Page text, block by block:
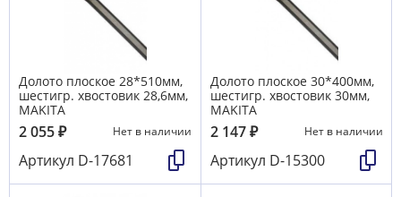
Долото плоское 28*510мм,
шестигр. хвостовик 28,6мм,
MAKITA
2 055₽ Нет в наличии
Артикул D-17681
Долото плоское 30*400мм,
шестигр. хвостовик 30мм,
MAKITA
2 147₽ Нет в наличии
Артикул D-15300